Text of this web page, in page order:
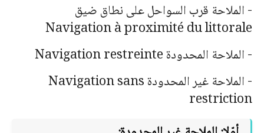
- الملاحة قرب السواحل على نطاق ضيق
Navigation à proximité du littorale
- الملاحة المحدودةNavigation restreinte
- الملاحة غير المحدودةNavigation sans
restriction